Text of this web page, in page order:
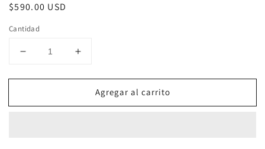
ventana
Precio
$590.00 USD
Cantidad
Reducir
para
fiesta
Aumentar
para
Una
fiesta
Agregar al carrito